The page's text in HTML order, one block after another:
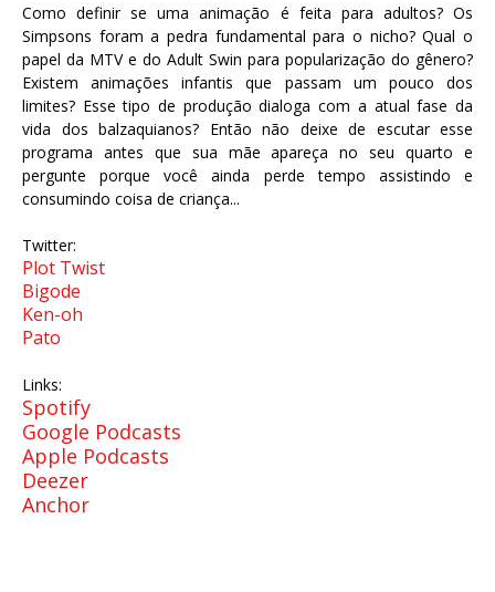
Como definir se uma animação é feita para adultos? Os
Simpsons foram a pedra fundamental para o nicho? Qual o
papel da MTV e do Adult Swin para popularização do gênero?
Existem animações infantis que passam um pouco dos
limites? Esse tipo de produção dialoga com a atual fase da
vida dos balzaquianos? Então não deixe de escutar esse
programa antes que sua mãe apareça no seu quarto e
pergunte porque você ainda perde tempo assistindo e
consumindo coisa de criança...
Twitter:
Plot Twist
Bigode
Ken-oh
Pato
Links:
Spotify
Google Podcasts
Apple Podcasts
Deezer
Anchor